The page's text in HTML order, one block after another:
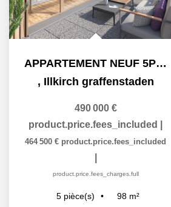
APPARTEMENT NEUF 5PIECES TERRASSE ILLKIRCH GRAFFENSTADEN
graffenstaden
|
98m²
316 850